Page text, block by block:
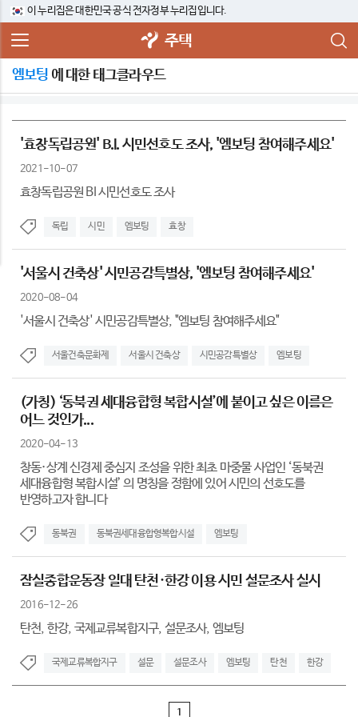
이 누리집은 대한민국 공식 전자정부 누리집입니다.
주택
엠보팅 에 대한 태그클라우드
'효창독립공원' B.I. 시민선호도 조사, '엠보팅 참여해주세요'
2021-10-07
효창독립공원 BI 시민선호도 조사
독립 시민 엠보팅 효창
'서울시 건축상' 시민공감특별상, '엠보팅 참여해주세요'
2020-08-04
'서울시 건축상' 시민공감특별상, "엠보팅 참여해주세요"
서울건축문화제 서울시 건축상 시민공감특별상 엠보팅
(가칭) ‘동북권 세대융합형 복합시설’에 붙이고 싶은 이름은
어느 것인가...
2020-04-13
창동·상계 신경제 중심지 조성을 위한 최초 마중물 사업인 ‘동북권
세대융합형 복합시설’ 의 명칭을 정함에 있어 시민의 선호도를
반영하고자 합니다
동북권 동북권세대융합형복합시설 엠보팅
잠실종합운동장 일대 탄천·한강 이용 시민 설문조사 실시
2016-12-26
탄천, 한강, 국제교류복합지구, 설문조사, 엠보팅
국제교류복합지구 설문 설문조사 엠보팅 탄천 한강
1